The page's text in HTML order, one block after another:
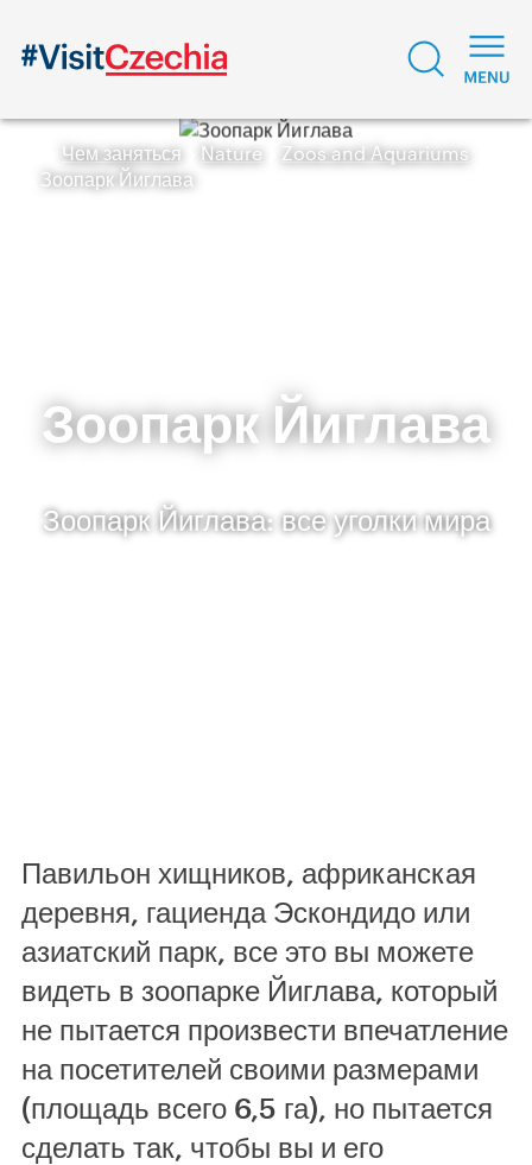
Чем заняться Nature
Zoos and Aquariums
Зоопарк Йиглава
Зоопарк Йиглава
Зоопарк Йиглава: все уголки мира
Павильон хищников, африканская
деревня, гациенда Эскондидо или
азиатский парк, все это вы можете
видеть в зоопарке Йиглава, который
не пытается произвести впечатление
на посетителей своими размерами
(площадь всего 6,5 га), но пытается
сделать так, чтобы вы и его